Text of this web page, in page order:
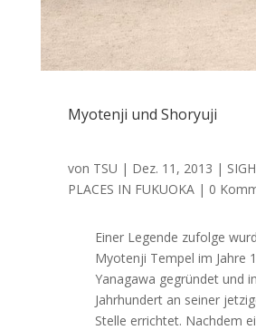
Myotenji und Shoryuji
von TSU | Dez. 11, 2013 |
PLACES IN FUKUOKA| 0
Einer Legende zufolge
Myotenji Tempel im Jahre
Yanagawa gegründet und
Jahrhundert an seiner
Stelle errichtet. Nachdem